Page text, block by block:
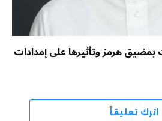
بمضيق هرمز وتأثيرها على إمدادات
اترك تعليقاً